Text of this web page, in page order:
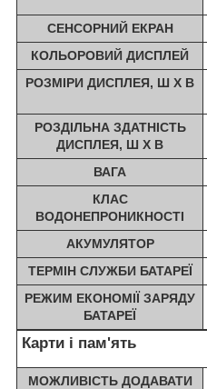
СЕНСОРНИЙ ЕКРАН
КОЛЬОРОВИЙ ДИСПЛЕЙ
РОЗМІРИ ДИСПЛЕЯ, Ш Х В
РОЗДІЛЬНА ЗДАТНІСТЬ
ДИСПЛЕЯ, Ш X В
ВАГА
КЛАС
ВОДОНЕПРОНИКНОСТІ
АКУМУЛЯТОР
ТЕРМІН СЛУЖБИ БАТАРЕЇ
РЕЖИМ ЕКОНОМІЇ ЗАРЯДУ
БАТАРЕЇ
Карти і пам'ять
МОЖЛИВІСТЬ ДОДАВАТИ